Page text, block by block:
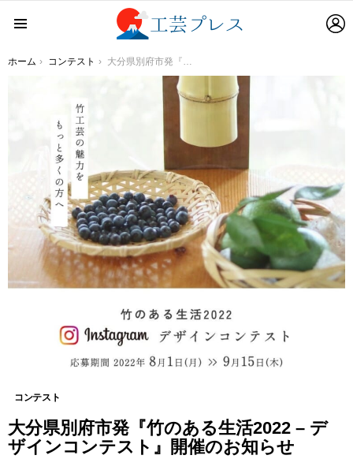
You are here:
ホーム コンテスト 大分県別府市発『竹のある生活2022 – デザインコンテスト』開催のお知らせ
コンテスト
大分県別府市発『竹のある生活2022 – デ
ザインコンテスト』開催のお知らせ